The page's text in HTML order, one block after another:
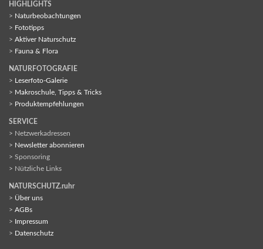
HIGHLIGHTS
> Naturbeobachtungen
> Fototipps
> Aktiver Naturschutz
> Fauna & Flora
NATURFOTOGRAFIE
> Leserfoto-Galerie
> Makroschule, Tipps & Tricks
> Produktempfehlungen
SERVICE
> Netzwerkadressen
> Newsletter abonnieren
> Sponsoring
> Nützliche Links
NATURSCHUTZ.ruhr
> Über uns
> AGBs
> Impressum
> Datenschutz